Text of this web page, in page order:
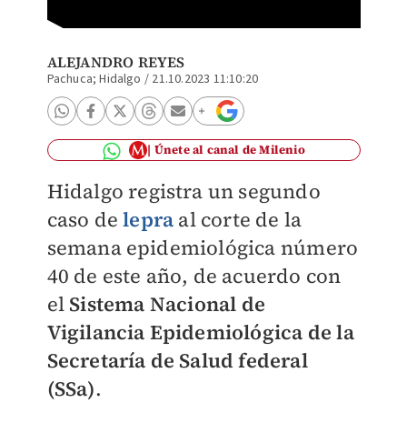
ALEJANDRO REYES
Pachuca; Hidalgo / 21.10.2023 11:10:20
Únete al canal de Milenio
Hidalgo registra un segundo
caso delepra al corte de la
semana epidemiológica número
40 de este año, de acuerdo con
el Sistema Nacional de
Vigilancia Epidemiológica de la
Secretaría de Salud federal
(SSa).